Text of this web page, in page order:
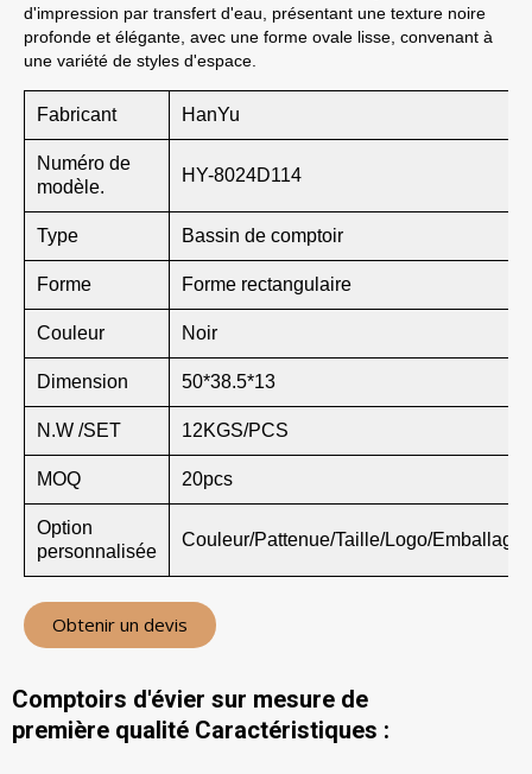
d'impression par transfert d'eau, présentant une texture noire
profonde et élégante, avec une forme ovale lisse, convenant à
une variété de styles d'espace.
Fabricant HanYu
Numéro de
modèle.
HY-8024D114
Type Bassin de comptoir
Forme Forme rectangulaire
Couleur Noir
Dimension 50*38.5*13
N.W /SET 12KGS/PCS
MOQ 20pcs
Option
personnalisée
Couleur/Pattenue/Taille/Logo/Emballage
Obtenir un devis
Comptoirs d'évier sur mesure de
première qualité Caractéristiques :